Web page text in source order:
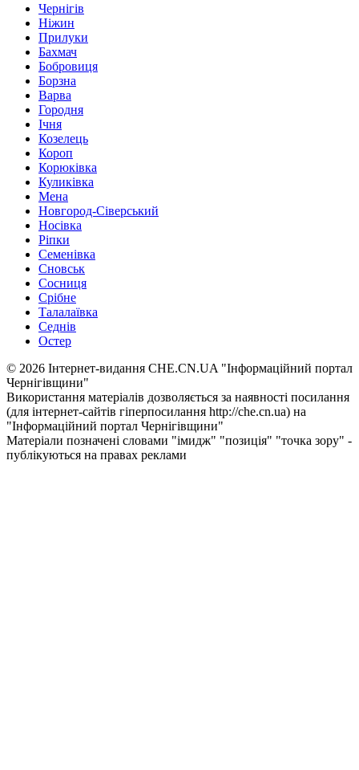
Чернігів
Ніжин
Прилуки
Бахмач
Бобровиця
Борзна
Варва
Городня
Ічня
Козелець
Короп
Корюківка
Куликівка
Мена
Новгород-Сіверський
Носівка
Ріпки
Семенівка
Сновськ
Сосниця
Срібне
Талалаївка
Седнів
Остер
© 2026 Інтернет-видання CHE.CN.UA "Інформаційний портал
Чернiгiвщини"
Використання матеріалів дозволяється за наявності посилання
(для інтернет-сайтів гіперпосилання http://che.cn.ua) на
"Інформаційний портал Чернiгiвщини"
Матеріали позначені словами "імидж" "позиція" "точка зору" -
публікуються на правах реклами